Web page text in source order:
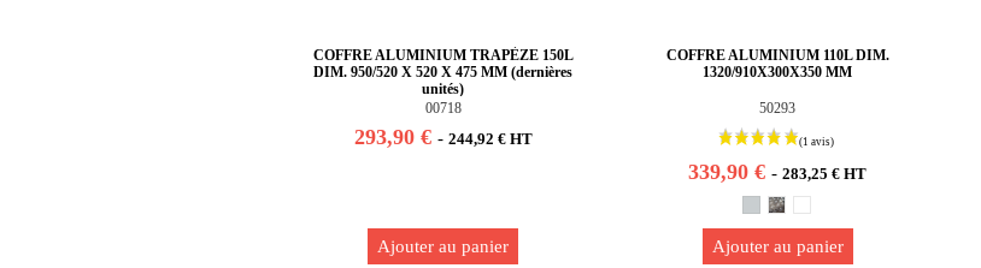
COFFRE ALUMINIUM TRAPÈZE 150L
DIM. 950/520 X 520 X 475 MM (dernières
unités)
00718
293,90 € - 244,92 € HT
Ajouter au panier
COFFRE ALUMINIUM 110L DIM.
1320/910X300X350 MM
50293
339,90 €-283,25 € HT
Ajouter au panier